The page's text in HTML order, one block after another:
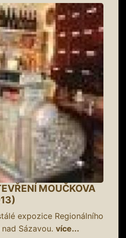
MOUČKOVA
expozice Regionálního
Sázavou. více...